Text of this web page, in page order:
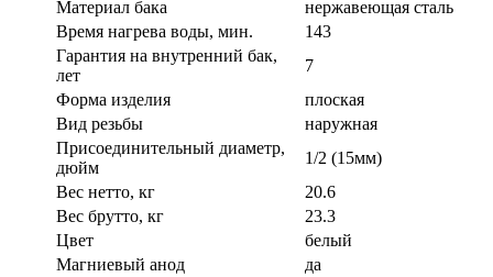
Материал бака
нержавеющая сталь
Время нагрева воды, мин.
143
Гарантия на внутренний бак,
лет
7
Форма изделия
плоская
Вид резьбы
наружная
Присоединительный диаметр,
дюйм
1/2 (15мм)
Вес нетто, кг
20.6
Вес брутто, кг
23.3
Цвет
белый
Магниевый анод
да